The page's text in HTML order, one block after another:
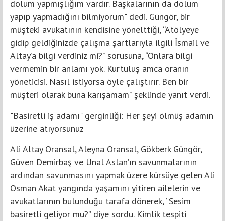
dolum yapmışlığım vardır. Başkalarının da dolum
yapıp yapmadığını bilmiyorum" dedi. Güngör, bir
müşteki avukatının kendisine yönelttiği, “Atölyeye
gidip geldiğinizde çalışma şartlarıyla ilgili İsmail ve
Altay’a bilgi verdiniz mi?” sorusuna, “Onlara bilgi
vermemin bir anlamı yok. Kurtuluş amca oranın
yöneticisi. Nasıl istiyorsa öyle çalıştırır. Ben bir
müşteri olarak buna karışamam” şeklinde yanıt verdi.
"Basiretli iş adamı" gerginliği: Her şeyi ölmüş adamın
üzerine atıyorsunuz
Ali Altay Oransal, Aleyna Oransal, Gökberk Güngör,
Güven Demirbaş ve Ünal Aslan’ın savunmalarının
ardından savunmasını yapmak üzere kürsüye gelen Ali
Osman Akat yangında yaşamını yitiren ailelerin ve
avukatlarının bulunduğu tarafa dönerek, “Sesim
basiretli geliyor mu?” diye sordu. Kimlik tespiti